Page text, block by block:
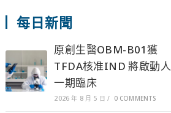
每日新聞
原創生醫OBM-B01獲
TFDA核准IND 將啟動
一期臨床
2026 年 8 月 5 日 / 0 COMMENTS